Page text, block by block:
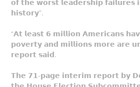
𝗼𝗳 𝘁𝗵𝗲 𝘄𝗼𝗿𝘀𝘁 𝗹𝗲𝗮𝗱𝗲𝗿𝘀𝗵𝗶𝗽 𝗳𝗮𝗶𝗹𝘂𝗿𝗲𝘀
𝗵𝗶𝘀𝘁𝗼𝗿𝘆”.
“𝗔𝘁 𝗹𝗲𝗮𝘀𝘁 𝟲 𝗺𝗶𝗹𝗹𝗶𝗼𝗻 𝗔𝗺𝗲𝗿𝗶𝗰𝗮𝗻𝘀
𝗽𝗼𝘃𝗲𝗿𝘁𝘆 𝗮𝗻𝗱 𝗺𝗶𝗹𝗹𝗶𝗼𝗻𝘀 𝗺𝗼𝗿𝗲 𝗮𝗿𝗲
𝗿𝗲𝗽𝗼𝗿𝘁 𝘀𝗮𝗶𝗱.
𝗧𝗵𝗲 𝟳𝟭-𝗽𝗮𝗴𝗲 𝗶𝗻𝘁𝗲𝗿𝗶𝗺 𝗿𝗲𝗽𝗼𝗿𝘁 𝗯𝘆